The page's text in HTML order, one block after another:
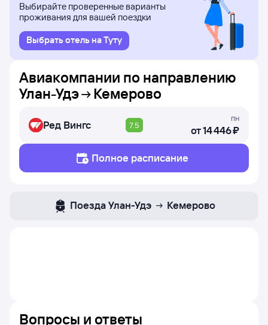
Выбирайте проверенные варианты
проживания для вашей поездки
Выбрать отель на Туту
Авиакомпании по направлению
Улан-Удэ
Кемерово
Ред Вингс 7.5
пн
от14 ⁠446 ⁠₽
Полное расписание
Поезда Улан-Удэ Кемерово
Вопросы и ответы